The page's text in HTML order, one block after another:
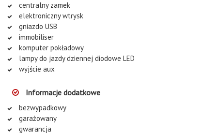
centralny zamek
elektroniczny wtrysk
gniazdo USB
immobiliser
komputer pokładowy
lampy do jazdy dziennej diodowe LED
wyjście aux
Informacje dodatkowe
bezwypadkowy
garażowany
gwarancja